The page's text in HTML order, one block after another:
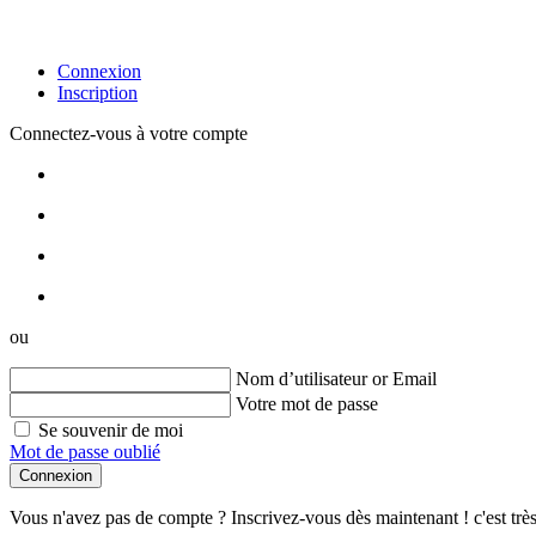
Connexion
Inscription
Connectez-vous à votre compte
ou
Nom d’utilisateur or Email
Votre mot de passe
Se souvenir de moi
Mot de passe oublié
Connexion
Vous n'avez pas de compte ? Inscrivez-vous dès maintenant ! c'est